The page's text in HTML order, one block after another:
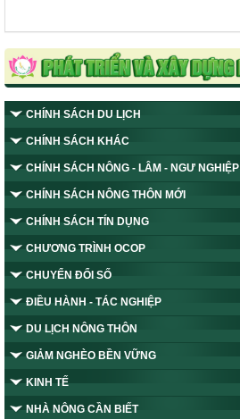
CHÍNH SÁCH DU LỊCH
CHÍNH SÁCH KHÁC
CHÍNH SÁCH NÔNG - LÂM - NGƯ NGHIỆP
CHÍNH SÁCH NÔNG THÔN MỚI
CHÍNH SÁCH TÍN DỤNG
CHƯƠNG TRÌNH OCOP
CHUYỂN ĐỔI SỐ
ĐIỀU HÀNH - TÁC NGHIỆP
DU LỊCH NÔNG THÔN
GIẢM NGHÈO BỀN VỮNG
KINH TẾ
NHÀ NÔNG CẦN BIẾT